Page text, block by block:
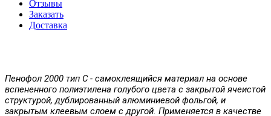
Отзывы
Заказать
Доставка
Пенофол 2000 тип С - самоклеящийся материал на основе
вспененного полиэтилена голубого цвета с закрытой ячеистой
структурой, дублированный алюминиевой фольгой, и
закрытым клеевым слоем с другой. Применяется в качестве